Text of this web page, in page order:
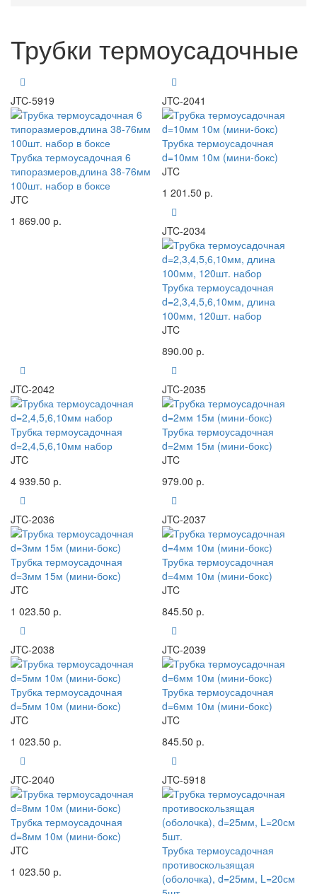
Трубки термоусадочные
JTC-5919
Трубка термоусадочная 6
типоразмеров,длина 38-76мм
100шт. набор в боксе
JTC
1 869.00 р.
JTC-2041
Трубка термоусадочная
d=10мм 10м (мини-бокс)
JTC
1 201.50 р.
JTC-2034
Трубка термоусадочная
d=2,3,4,5,6,10мм, длина
100мм, 120шт. набор
JTC
890.00 р.
JTC-2042
Трубка термоусадочная
d=2,4,5,6,10мм набор
JTC
4 939.50 р.
JTC-2035
Трубка термоусадочная
d=2мм 15м (мини-бокс)
JTC
979.00 р.
JTC-2036
Трубка термоусадочная
d=3мм 15м (мини-бокс)
JTC
1 023.50 р.
JTC-2037
Трубка термоусадочная
d=4мм 10м (мини-бокс)
JTC
845.50 р.
JTC-2038
Трубка термоусадочная
d=5мм 10м (мини-бокс)
JTC
1 023.50 р.
JTC-2039
Трубка термоусадочная
d=6мм 10м (мини-бокс)
JTC
845.50 р.
JTC-2040
Трубка термоусадочная
d=8мм 10м (мини-бокс)
JTC
1 023.50 р.
JTC-5918
Трубка термоусадочная
противоскользящая
(оболочка), d=25мм, L=20см